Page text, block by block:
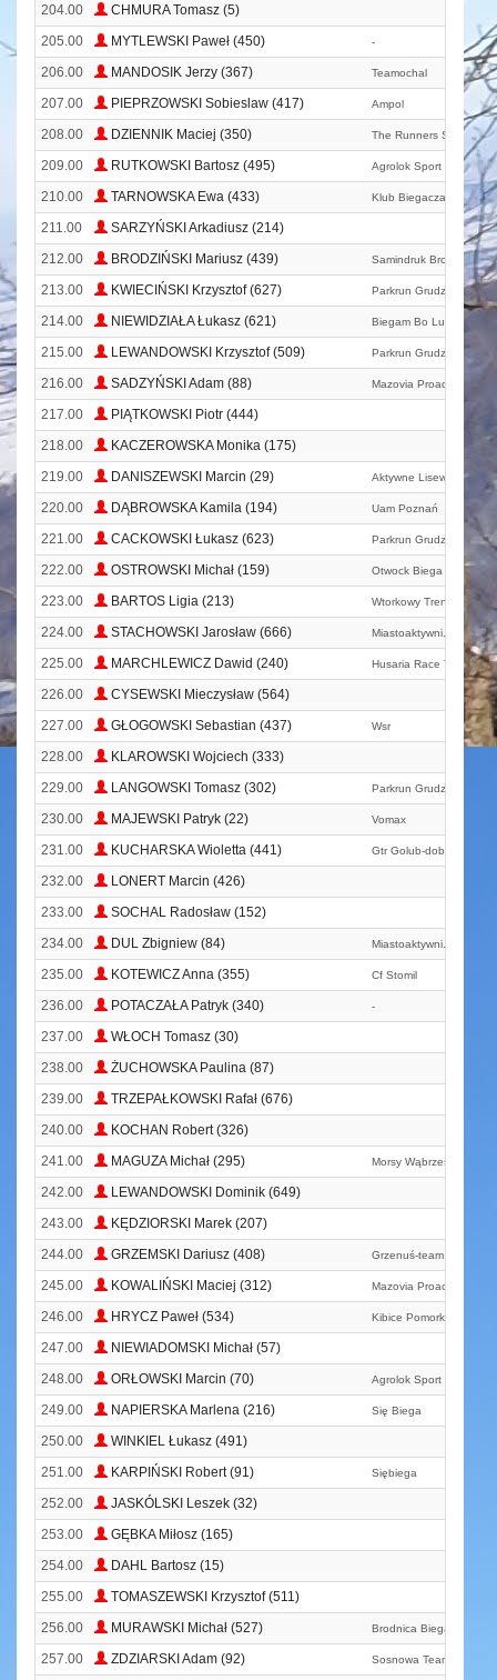
204.00
CHMURA Tomasz (5)
205.00
MYTLEWSKI Paweł (450) -
206.00 MANDOSIK Jerzy (367) Teamochal
207.00 PIEPRZOWSKI Sobieslaw (417) Ampol
208.00 DZIENNIK Maciej (350) The Runners Świecie
209.00 RUTKOWSKI Bartosz (495) Agrolok Sport Team
210.00 TARNOWSKA Ewa (433) Klub Biegacza T24
211.00
SARZYŃSKI Arkadiusz (214)
212.00
BRODZIŃSKI Mariusz (439) Samindruk Brodnica
213.00 KWIECIŃSKI Krzysztof (627) Parkrun Grudziądz
214.00 NIEWIDZIAŁA Łukasz (621) Biegam Bo Lubię
215.00 LEWANDOWSKI Krzysztof (509) Parkrun Grudziądz
216.00 SADZYŃSKI Adam (88) Mazovia Proactiv
217.00
PIĄTKOWSKI Piotr (444)
218.00
KACZEROWSKA Monika (175)
219.00
DANISZEWSKI Marcin (29) Aktywne Lisewo
220.00 DĄBROWSKA Kamila (194) Uam Poznań
221.00 CACKOWSKI Łukasz (623) Parkrun Grudziądz
222.00 OSTROWSKI Michał (159) Otwock Biega
223.00 BARTOS Ligia (213) Wtorkowy Trening
224.00 STACHOWSKI Jarosław (666) Miastoaktywni. Pl
225.00 MARCHLEWICZ Dawid (240) Husaria Race Team
226.00
CYSEWSKI Mieczysław (564)
227.00
GŁOGOWSKI Sebastian (437) Wsr
228.00
KLAROWSKI Wojciech (333)
229.00
LANGOWSKI Tomasz (302) Parkrun Grudziądz
230.00 MAJEWSKI Patryk (22) Vomax
231.00 KUCHARSKA Wioletta (441) Gtr Golub-dobrzyn
232.00
LONERT Marcin (426)
233.00
SOCHAL Radosław (152)
234.00
DUL Zbigniew (84) Miastoaktywni. Pl
235.00 KOTEWICZ Anna (355) Cf Stomil
236.00 POTACZAŁA Patryk (340) -
237.00
WŁOCH Tomasz (30)
238.00
ŻUCHOWSKA Paulina (87)
239.00
TRZEPAŁKOWSKI Rafał (676)
240.00
KOCHAN Robert (326)
241.00
MAGUZA Michał (295) Morsy Wąbrzeskie
242.00
LEWANDOWSKI Dominik (649)
243.00
KĘDZIORSKI Marek (207)
244.00
GRZEMSKI Dariusz (408) Grzenuś-team
245.00 KOWALIŃSKI Maciej (312) Mazovia Proactiv
246.00 HRYCZ Paweł (534) Kibice Pomorka Team
247.00
NIEWIADOMSKI Michał (57)
248.00
ORŁOWSKI Marcin (70) Agrolok Sport Team
249.00 NAPIERSKA Marlena (216) Się Biega
250.00
WINKIEL Łukasz (491)
251.00
KARPIŃSKI Robert (91) Siębiega
252.00
JASKÓLSKI Leszek (32)
253.00
GĘBKA Miłosz (165)
254.00
DAHL Bartosz (15)
255.00
TOMASZEWSKI Krzysztof (511)
256.00
MURAWSKI Michał (527) Brodnica Biega
257.00 ZDZIARSKI Adam (92) Sosnowa Team